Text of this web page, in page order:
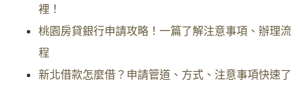
裡！
桃園房貸銀行申請攻略！一篇了解注意事項、辦理流
程
新北借款怎麼借？申請管道、方式、注意事項快速了